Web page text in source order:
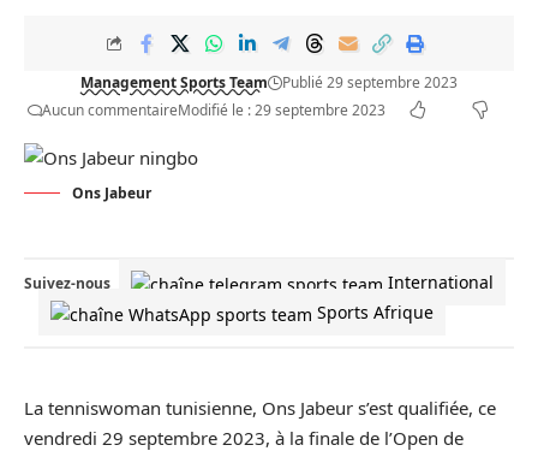
Management Sports Team
Publié 29 septembre 2023
Aucun commentaireModifié le : 29 septembre 2023
Ons Jabeur
Suivez-nous
International
Sports Afrique
La tenniswoman tunisienne, Ons Jabeur s’est qualifiée, ce
vendredi 29 septembre 2023, à la finale de l’Open de